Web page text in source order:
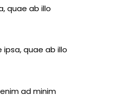
quae ab illo
quae ab illo
ad minim